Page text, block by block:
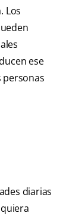
Los
ese
diarias